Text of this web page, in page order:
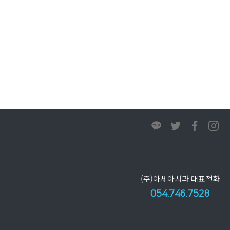
(주)아세아치과 대표전화
054.746.7528